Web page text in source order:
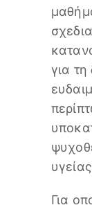
για τη
Για